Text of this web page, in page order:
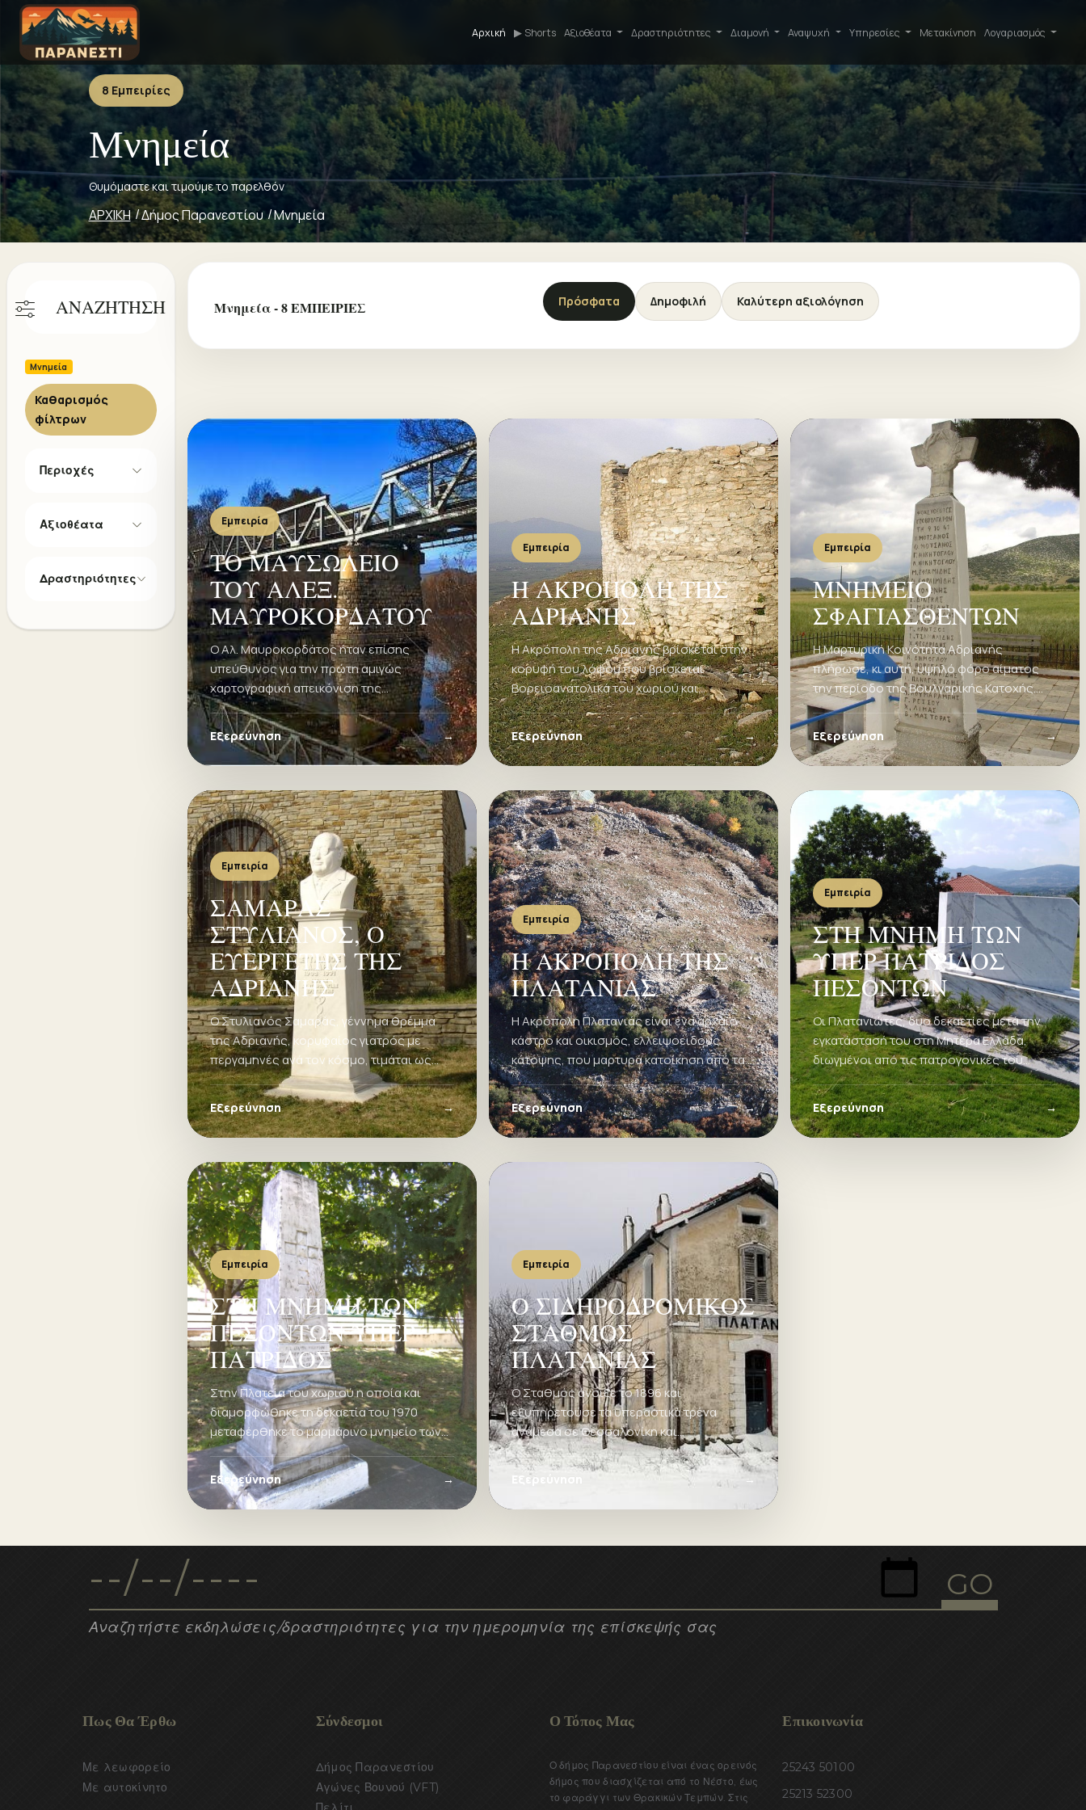
Αρχική ▶ Shorts Αξιοθέατα Δραστηριότητες Διαμονή Αναψυχή Υπηρεσίες Μετακίνηση Λογαριασμός
8 Εμπειρίες
Μνημεία
Θυμόμαστε και τιμούμε το παρελθόν
ΑΡΧΙΚΗ Δήμος Παρανεστίου Μνημεία
ΑΝΑΖΗΤΗΣΗ
Μνημεία
Καθαρισμός
φίλτρων
Περιοχές
Αξιοθέατα
Δραστηριότητες
Μνημεία - 8 ΕΜΠΕΙΡΙΕΣ Πρόσφατα Δημοφιλή Καλύτερη αξιολόγηση
Εμπειρία
ΤΟ ΜΑΥΣΩΛΕΙΟ
ΤΟΥ ΑΛΕΞ.
ΜΑΥΡΟΚΟΡΔΑΤΟΥ
Ο Αλ. Μαυροκορδάτος ήταν επίσης
υπεύθυνος για την πρώτη αμιγώς
χαρτογραφική απεικόνιση της
μετεπαναστατικής Ελλάδας, Ποιος ήταν
όμως ο Αλέξανδρος Ν. Μαυροκορδάτος;
Γιατί έχει στηθεί μνημείο;
Εξερεύνηση →
Εμπειρία
Η ΑΚΡΟΠΟΛΗ ΤΗΣ
ΑΔΡΙΑΝΗΣ
Η Ακρόπολη της Αδριανής βρίσκεται στην
κορυφή του λόφου που βρίσκεται
Βορειοανατολικά του χωριού και
χρονολογείται στον 6ο π.Χ. αιώνα.
Εξερεύνηση →
Εμπειρία
ΜΝΗΜΕΙΟ
ΣΦΑΓΙΑΣΘΕΝΤΩΝ
Η Μαρτυρική Κοινότητα Αδριανής
πλήρωσε, κι αυτή, υψηλό φόρο αίματος
την περίοδο της Βουλγαρικής Κατοχής.
Σύμφωνα με ερευνητές, τα θύματα την
περίοδο 1916-1918, ανέρχονταν στα 500
άτομα.
Εξερεύνηση →
Εμπειρία
ΣΑΜΑΡΑΣ
ΣΤΥΛΙΑΝΟΣ, Ο
ΕΥΕΡΓΕΤΗΣ ΤΗΣ
ΑΔΡΙΑΝΗΣ
Ο Στυλιανός Σαμαράς, γέννημα θρέμμα
της Αδριανής, κορυφαίος γιατρός με
περγαμηνές ανά τον κόσμο, τιμάται ως
ευεργέτης της περιοχής
Εξερεύνηση →
Εμπειρία
Η ΑΚΡΟΠΟΛΗ ΤΗΣ
ΠΛΑΤΑΝΙΑΣ
Η Ακρόπολη Πλατανιάς είναι ένα αρχαίο
κάστρο και οικισμός, ελλειψοειδούς
κάτοψης, που μαρτυρά κατοίκηση από τα
προϊστορικά χρόνια μέχρι και τον 6ο
αιώνα μ.Χ
Εξερεύνηση →
Εμπειρία
ΣΤΗ ΜΝΗΜΗ ΤΩΝ
ΥΠΕΡ ΠΑΤΡΙΔΟΣ
ΠΕΣΟΝΤΩΝ
Οι Πλατανιώτες, δυο δεκαετίες μετά την
εγκατάστασή του στη Μητέρα Ελλάδα,
διωγμένοι από τις πατρογονικές του
εστίες, γνωρίζουν για δεύτερη φορά τον
διωγμό, την περίοδο της Βουλγαρικής
κατοχής.
Εξερεύνηση →
Εμπειρία
ΣΤΗ ΜΝΗΜΗ ΤΩΝ
ΠΕΣΟΝΤΩΝ ΥΠΕΡ
ΠΑΤΡΙΔΟΣ
Στην Πλατεία του χωριού η οποία και
διαμορφώθηκε τη δεκαετία του 1970
μεταφέρθηκε το μαρμάρινο μνημείο των
Πεσόντων υπέρ Πατρίδος.
Εξερεύνηση →
Εμπειρία
Ο ΣΙΔΗΡΟΔΡΟΜΙΚΟΣ
ΣΤΑΘΜΟΣ
ΠΛΑΤΑΝΙΑΣ
Ο Σταθμός άνοιξε το 1896 και
εξυπηρετούσε τα υπεραστικά τρένα
ανάμεσα σε Θεσσαλονίκη και
Αλεξανδρούπολη.
Εξερεύνηση →
Αναζητήστε εκδηλώσεις/δραστηριότητες για την ημερομηνία της επίσκεψής σας
Πως Θα Έρθω
Με λεωφορείο
Με αυτοκίνητο
Σύνδεσμοι
Δήμος Παρανεστίου
Αγώνες Βουνού (VFT)
Ο Τόπος Μας
Ο δήμος Παρανεστίου είναι ένας ορεινός
δήμος που διασχίζεται από το Νέστο, έως
το φαράγγι των Θρακικών Τεμπών. Στις
Επικοινωνία
25243 50100
25213 52300